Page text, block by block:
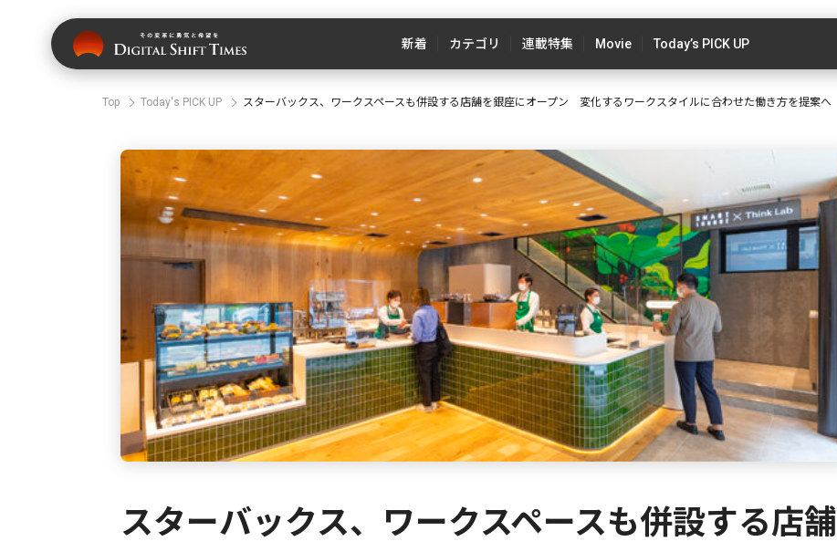
新着 カテゴリ 連載特集 Movie Today’s PICK UP
Top Today's PICK UP スターバックス、ワークスペースも併設する店舗を銀座にオープン 変化するワークスタイルに合わせた働き方を提案へ
スターバックス、ワークスペースも併設する店舗